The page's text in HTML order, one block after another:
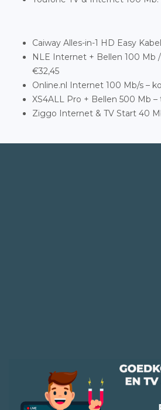
Caiway Alles-in-1 HD Easy
NLE Internet + Bellen 100 Mb
€32,45
Online.nl Internet 100 Mb/s –
XS4ALL Pro + Bellen 500 Mb
Ziggo Internet & TV Start 40